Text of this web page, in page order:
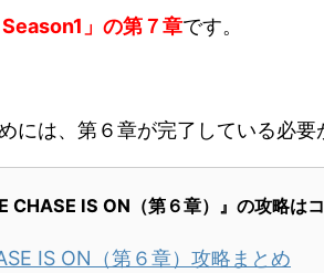
Season1」の第７章です。
には、第６章が完了している必要
CHASE IS ON（第６章）』の攻略は
IS ON（第６章）攻略まとめ